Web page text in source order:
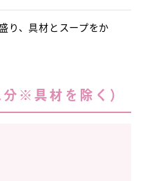
り、具材とスープをか
※具材を除く）